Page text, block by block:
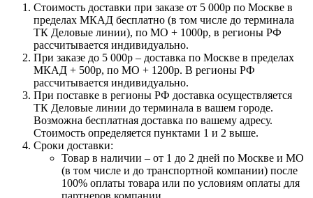
Стоимость доставки при заказе от 5 000р по Москве в
пределах МКАД бесплатно (в том числе до терминала
ТК Деловые линии), по МО + 1000р, в регионы РФ
рассчитывается индивидуально.
При заказе до 5 000р – доставка по Москве в пределах
МКАД + 500р, по МО + 1200р. В регионы РФ
рассчитывается индивидуально.
При поставке в регионы РФ доставка осуществляется
ТК Деловые линии до терминала в вашем городе.
Возможна бесплатная доставка по вашему адресу.
Стоимость определяется пунктами 1 и 2 выше.
Сроки доставки:
Товар в наличии – от 1 до 2 дней по Москве и МО
(в том числе и до транспортной компании) после
100% оплаты товара или по условиям оплаты для
партнеров компании.